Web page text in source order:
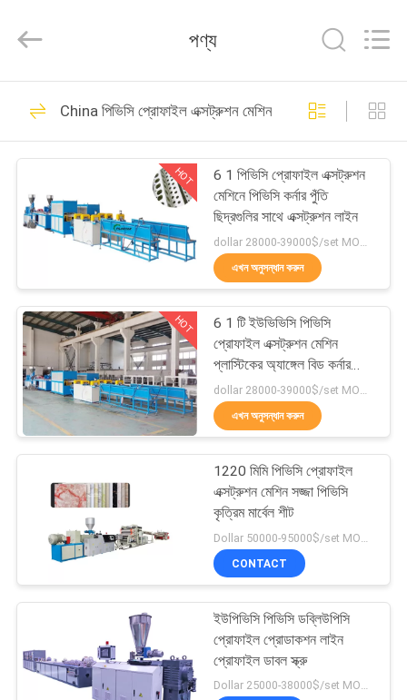
পণ্য
আমাদের
কারখানা
ভ্রমণ
মান
নিয়ন্ত্রণ
যোগাযোগ
উদ্ধৃতির
জন্য
Plastar
Machinery
All
Reserved.
3 ডি প্রিন্টার ফিলামেন্ট
এক্সট্রুডার মেশিন
44
পিভিসি প্রোফাইল এক্সট্রুশন
মেশিন
26
পিভিসি পাইপ এক্সট্রুশন
মেশিন
5
পণ্য
China পিভিসি প্রোফাইল এক্সট্রুশন মেশিন
HOT
6 1 পিভিসি প্রোফাইল এক্সট্রুশন
মেশিনে পিভিসি কর্নার পুঁতি
ছিদ্রগুলির সাথে এক্সট্রুশন লাইন
dollar 28000-39000$/set MOQ:1 সেট
এখন অনুসন্ধান করুন
HOT
6 1 টি ইউভিভিসি পিভিসি
প্রোফাইল এক্সট্রুশন মেশিন
প্লাস্টিকের অ্যাঙ্গেল বিড কর্নার
প্রোফাইল
এখন অনুসন্ধান করুন
1220 মিমি পিভিসি প্রোফাইল
এক্সট্রুশন মেশিন সজ্জা পিভিসি
কৃত্রিম মার্বেল শীট
CONTACT
ইউপিভিসি পিভিসি ডব্লিউপিসি
প্রোফাইল প্রোডাকশন লাইন
প্রোফাইল ডাবল স্ক্রু
Dollar 25000-38000$/set MOQ:1 সেট